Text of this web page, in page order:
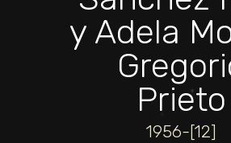
y Adela
Prieto
1956-[12]